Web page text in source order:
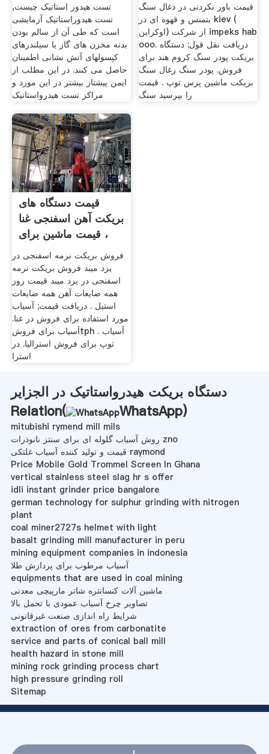
تست هیدور استاتیک چیست,
تست هیدوراستاتیک آزمایشی
است که طی آن از سالم بودن
بدنه مخزن های گاز یا سیلندرهای
کپسولهای آتش نشانی اطمینان
حاصل می کنند. در این مطلب از
ایمن پیشتاز بیشتر در این مورد و
مراکز تست هیدرواستاتیک
قیمت باور نکردنی در ذغال سنگ
بتمنس و قهوه ای در kiev (
اوکراين) از شرکت impeks hab
ooo. دریافت نقل قول; دستگاه
بریکت پودر سنگ کروم هند برای
فروش. پودر سنگ زغال سنگ
بریکت ماشین پرس توپ . قیمت
را بپرسید سنگ
قیمت دستگاه های
بریکت آهن اسفنجی غنا
، قیمت ماشین برای
فروش
فروش بریکت نرمه اسفنجی در
یزد میبد فروش بریکت نرمه
اسفنجی در یزد میبد قیمت روز
همه ضایعات آهن همه ضایعات
استیل . دریافت قیمت; آسیاب
مورد استفاده برای فروش در غنا.
آسیاب برای فروشtph . آسیاب
توپ برای فروش استرالیا. در
استرا
دستگاه بریکت هیدرواستاتیک در الجزایر
Relation(
WhatsApp)
mitubishi rymend mill mils
روش آسیاب گلوله ای برای سنتز نانوذرات zno
قیمت و تولید کننده آسیاب غلتکی raymond
Price Mobile Gold Trommel Screen In Ghana
vertical stainless steel slag hr s offer
idli instant grinder price bangalore
german technology for sulphur grinding with nitrogen
plant
coal miner2727s helmet with light
basalt grinding mill manufacturer in peru
mining equipment companies in indonesia
آسیاب مرطوب برای پردازش طلا
equipments that are used in coal mining
ماشین آلات کنسانتره شاتر مارپیچی معدنی
تصاویر چرخ آسیاب عمودی با تحمل بالا
شرایط راه اندازی صنعت غیرقانونی
extraction of ores from carbonatite
service and parts of conical ball mill
health hazard in stone mill
mining rock grinding process chart
high pressure grinding roll
Sitemap